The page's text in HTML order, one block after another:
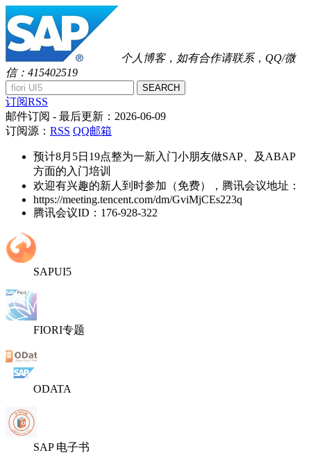
个人博客，如有合作请联系，QQ/微
信：415402519
SEARCH
订阅RSS
邮件订阅 - 最后更新： 2026-06-09
订阅源： RSS QQ邮箱
预计8月5日19点整为一新入门小朋友做SAP、及ABAP
方面的入门培训
欢迎有兴趣的新人到时参加（免费），腾讯会议地址：
https://meeting.tencent.com/dm/GviMjCEs223q
腾讯会议ID：176-928-322
SAPUI5
FIORI专题
ODATA
SAP 电子书